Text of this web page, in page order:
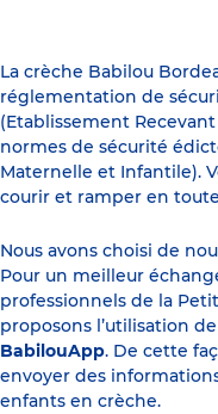
La crèche Babilou
réglementation de
(Etablissement
normes de sécurité
Maternelle et Infantile).
courir et ramper en
Nous avons choisi de
Pour un meilleur
professionnels de la
proposons l’utilisation
BabilouApp. De cette
envoyer des
enfants en crèche.